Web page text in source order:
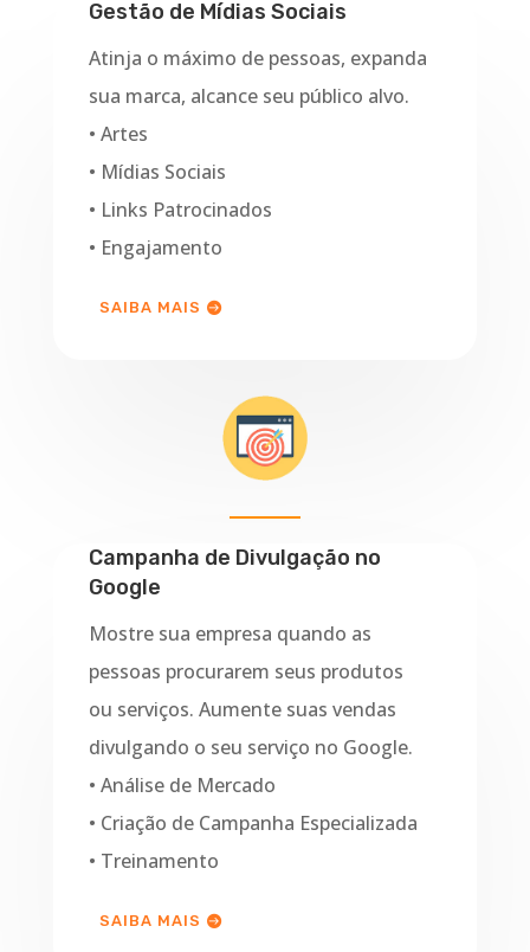
Gestão de Mídias Sociais
Atinja o máximo de pessoas, expanda
sua marca, alcance seu público alvo.
• Artes
• Mídias Sociais
• Links Patrocinados
• Engajamento
SAIBA MAIS
Campanha de Divulgação no
Google
Mostre sua empresa quando as
pessoas procurarem seus produtos
ou serviços. Aumente suas vendas
divulgando o seu serviço no Google.
• Análise de Mercado
• Criação de Campanha Especializada
• Treinamento
SAIBA MAIS